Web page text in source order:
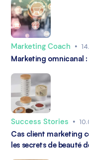
Marketing Coach •
Marketing omnicanal
Success Stories •
Cas client marketing
les secrets de beauté